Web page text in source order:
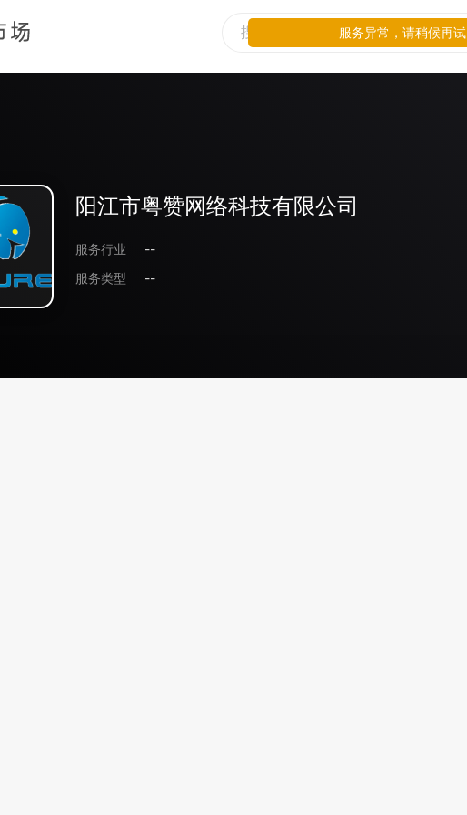
阳江市粤赞网络科技有限公司
服务行业
--
服务类型
--
服务异常，请稍候再试